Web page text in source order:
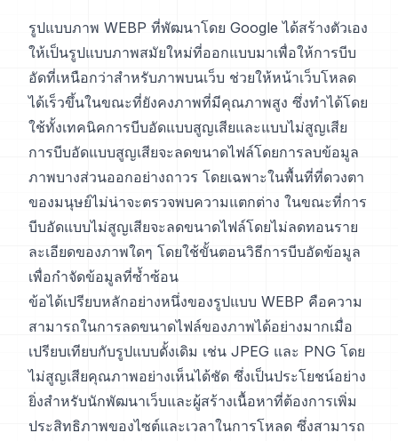
รูปแบบภาพ WEBP ที่พัฒนาโดย Google ได้สร้างตัวเอง
ให้เป็นรูปแบบภาพสมัยใหม่ที่ออกแบบมาเพื่อให้การบีบ
อัดที่เหนือกว่าสำหรับภาพบนเว็บ ช่วยให้หน้าเว็บโหลด
ได้เร็วขึ้นในขณะที่ยังคงภาพที่มีคุณภาพสูง ซึ่งทำได้โดย
ใช้ทั้งเทคนิคการบีบอัดแบบสูญเสียและแบบไม่สูญเสีย
การบีบอัดแบบสูญเสียจะลดขนาดไฟล์โดยการลบข้อมูล
ภาพบางส่วนออกอย่างถาวร โดยเฉพาะในพื้นที่ที่ดวงตา
ของมนุษย์ไม่น่าจะตรวจพบความแตกต่าง ในขณะที่การ
บีบอัดแบบไม่สูญเสียจะลดขนาดไฟล์โดยไม่ลดทอนราย
ละเอียดของภาพใดๆ โดยใช้ขั้นตอนวิธีการบีบอัดข้อมูล
เพื่อกำจัดข้อมูลที่ซ้ำซ้อน
ข้อได้เปรียบหลักอย่างหนึ่งของรูปแบบ WEBP คือความ
สามารถในการลดขนาดไฟล์ของภาพได้อย่างมากเมื่อ
เปรียบเทียบกับรูปแบบดั้งเดิม เช่น JPEG และ PNG โดย
ไม่สูญเสียคุณภาพอย่างเห็นได้ชัด ซึ่งเป็นประโยชน์อย่าง
ยิ่งสำหรับนักพัฒนาเว็บและผู้สร้างเนื้อหาที่ต้องการเพิ่ม
ประสิทธิภาพของไซต์และเวลาในการโหลด ซึ่งสามารถ